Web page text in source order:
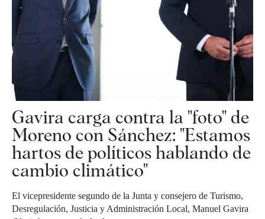
Gavira carga contra la "foto" de
Moreno con Sánchez: "Estamos
hartos de políticos hablando de
cambio climático"
El vicepresidente segundo de la Junta y consejero de Turismo,
Desregulación, Justicia y Administración Local, Manuel Gavira